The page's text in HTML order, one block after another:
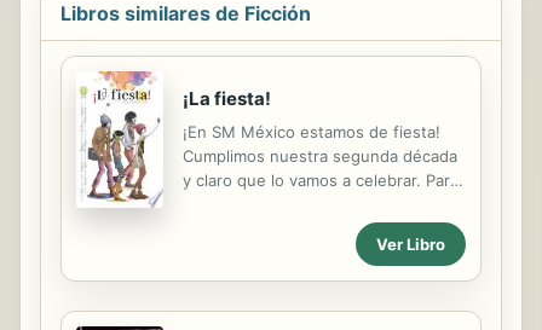
Libros similares de Ficción
¡La fiesta!
¡En SM México estamos de fiesta!
Cumplimos nuestra segunda década
y claro que lo vamos a celebrar. Para
especial que reúne a los once
autores que han obtenido el premio
Gran Angular. A lo largo de estos
Ver Libro